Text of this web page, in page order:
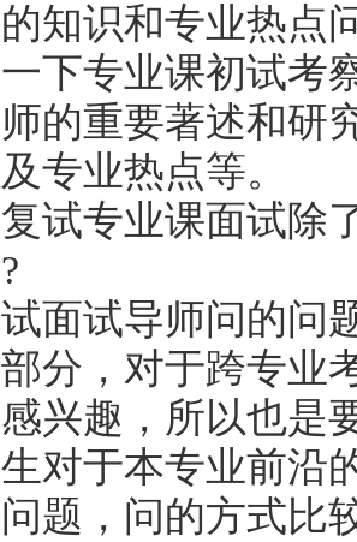
知识和专业热点
下专业课初试考
的重要著述和研
专业热点等。
专业课面试除了
试导师问的问题
分，对于跨专业
兴趣，所以也是
对于本专业前沿
题，问的方式比